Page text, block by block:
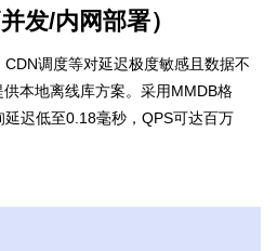
发/内网部署）
调度等对延迟极度敏感且数据不
本地离线库方案。采用MMDB格
迟低至0.18毫秒，QPS可达百万